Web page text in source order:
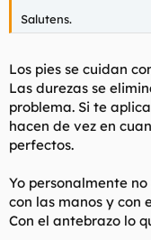
Salutens.
Los pies se cuidan
Las durezas se
problema. Si te
hacen de vez en
perfectos.
Yo personalmente
con las manos y con
Con el antebrazo lo